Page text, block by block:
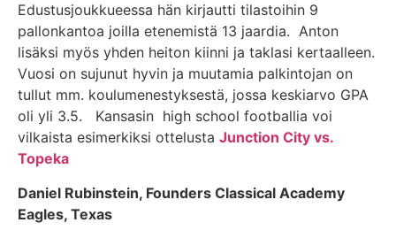
Edustusjoukkueessa hän kirjautti tilastoihin 9
pallonkantoa joilla etenemistä 13 jaardia. Anton
lisäksi myös yhden heiton kiinni ja taklasi kertaalleen.
Vuosi on sujunut hyvin ja muutamia palkintojan on
tullut mm. koulumenestyksestä, jossa keskiarvo GPA
oli yli 3.5. Kansasin high school footballia voi
vilkaista esimerkiksi ottelusta Junction City vs.
Topeka
Daniel Rubinstein, Founders Classical Academy
Eagles, Texas